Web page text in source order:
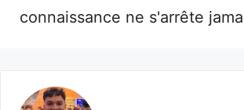
connaissance ne s'arrête